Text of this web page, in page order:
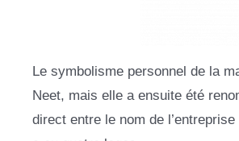
Le symbolisme personnel de la
Neet, mais elle a ensuite été
direct entre le nom de